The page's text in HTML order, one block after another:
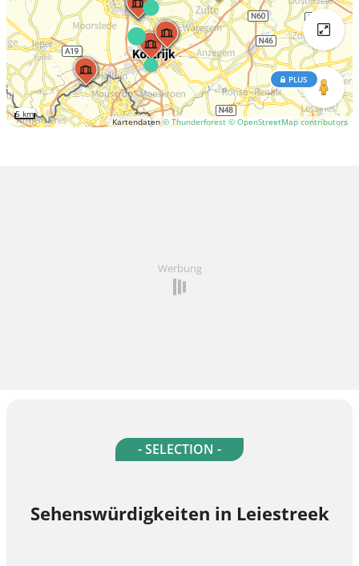
Kartendaten© Thunderforest © OpenStreetMap contributors
PLUS
5 km
Werbung
- SELECTION -
Sehenswürdigkeiten in Leiestreek